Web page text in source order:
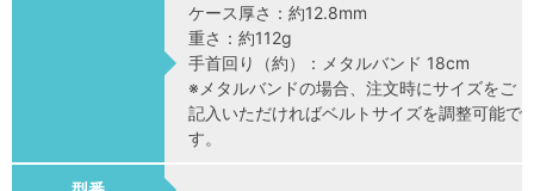
ケース厚さ：約12.8mm
重さ：約112g
手首回り（約）：メタルバンド 18cm
※メタルバンドの場合、注文時にサイズをご
記入いただければベルトサイズを調整可能で
す。